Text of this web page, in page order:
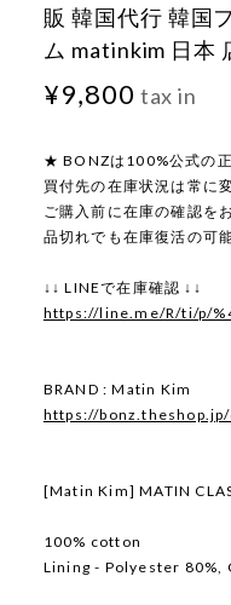
販 韓国代行 韓国
ム matinkim 日本
¥9,800 tax in
★ BONZは100%公式の正
買付先の在庫状況は常に
ご購入前に在庫の確認を
品切れでも在庫復活の可
↓↓ LINEで在庫確認 ↓↓
https://line.me/R/ti/p/
BRAND : Matin Kim
https://
[Matin Kim] MATIN
100% cotton
Lining - Polyester 80%,